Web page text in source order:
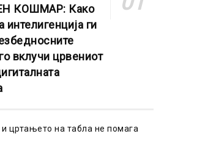
КОШМАР: Како
интелигенција ги
вклучи црвениот
и цртањето на табла не помага